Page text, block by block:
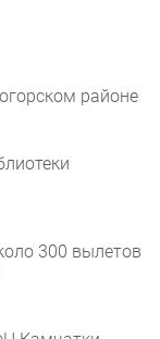
районе
300 вылетов